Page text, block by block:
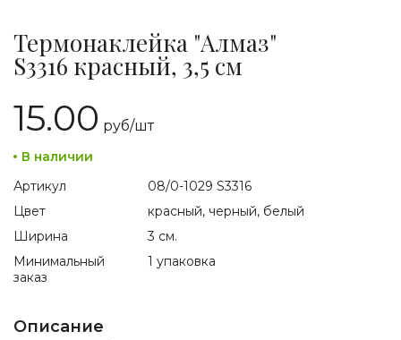
Термонаклейка "Алмаз"
S3316 красный, 3,5 см
15.00 руб/шт
В наличии
Артикул
08/0-1029 S3316
Цвет
красный, черный, белый
Ширина
3 см.
Минимальный
заказ
1 упаковка
Описание